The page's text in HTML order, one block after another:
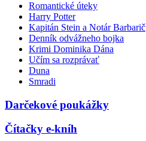
Romantické úteky
Harry Potter
Kapitán Stein a Notár Barbarič
Denník odvážneho bojka
Krimi Dominika Dána
Učím sa rozprávať
Duna
Smradi
Darčekové poukážky
Čítačky e-kníh